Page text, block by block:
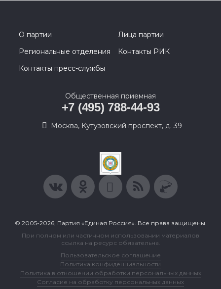
О партии
Лица партии
Региональные отделения
Контакты РИК
Контакты пресс-службы
Общественная приемная
+7 (495) 788-44-93
Москва, Кутузовский проспект, д. 39
© 2005-2026, Партия «Единая Россия». Все права защищены.
При полном или частичном использовании материалов
ссылка на ресурс обязательна.
Пользовательское соглашение
Политика конфиденциальности
Политика в отношении обработки персональных данных
Согласие на обработку персональных данных